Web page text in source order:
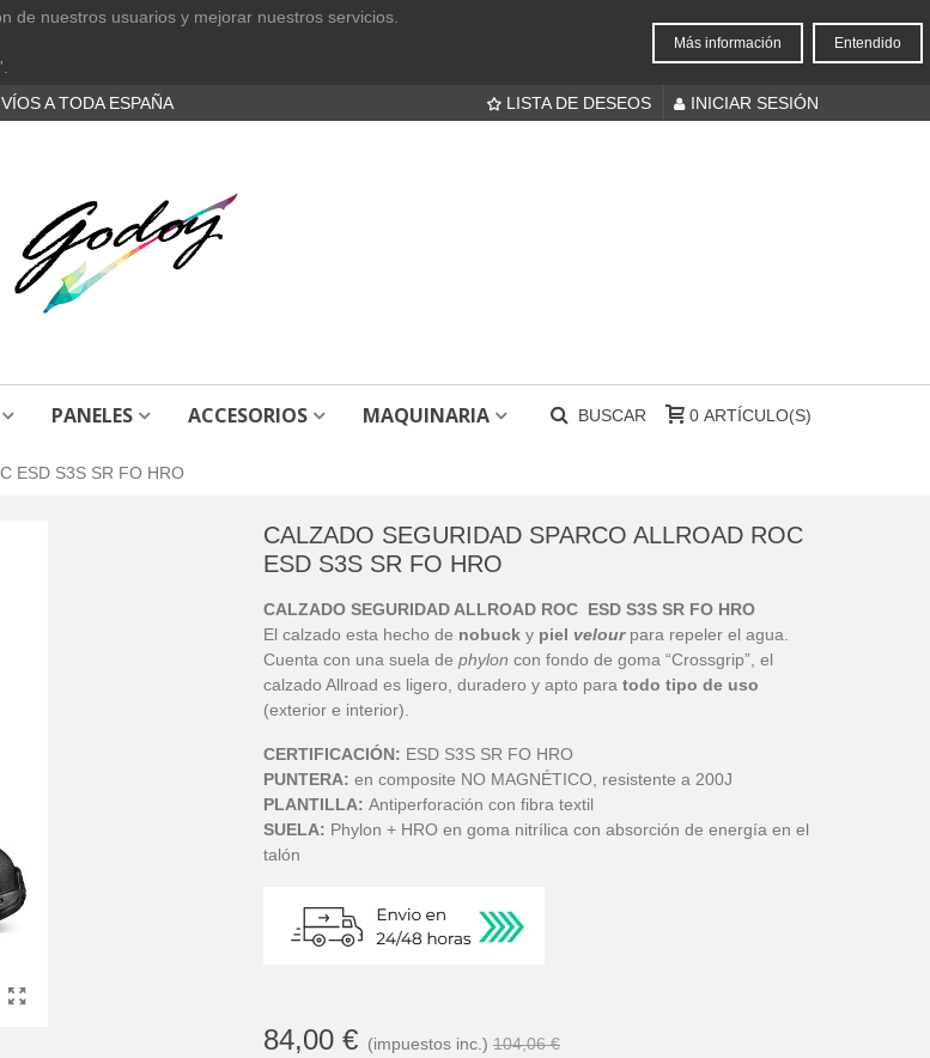
de nuestros usuarios y mejorar nuestros servicios.
Más información Entendido
A TODA ESPAÑA LISTA DE DESEOS INICIAR SESIÓN
PANELES ACCESORIOS MAQUINARIA BUSCAR 0 ARTÍCULO(S)
ESD S3S SR FO HRO
CALZADO SEGURIDAD SPARCO ALLROAD ROC
ESD S3S SR FO HRO
CALZADO SEGURIDAD ALLROAD ROC ESD S3S SR FO HRO
El calzado esta hecho de nobuck y piel velourpara repeler el agua.
Cuenta con una suela de phylon con fondo de goma “Crossgrip”, el
calzado Allroad es ligero, duradero y apto para todo tipo de uso
(exterior e interior).
CERTIFICACIÓN: ESD S3S SR FO HRO
PUNTERA: en composite NO MAGNÉTICO, resistente a 200J
PLANTILLA: Antiperforación con fibra textil
SUELA: Phylon + HRO en goma nitrílica con absorción de energía en el
talón
84,00 € (impuestos inc.) 104,06 €